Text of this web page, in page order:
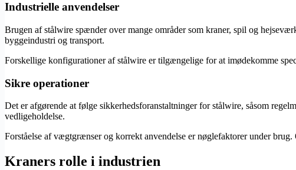
Industrielle anvendelser
Brugen af stålwire spænder over mange områder som kraner, spil og
byggeindustri og transport.
Forskellige konfigurationer af stålwire er tilgængelige for at imødekomme
Sikre operationer
Det er afgørende at følge sikkerhedsforanstaltninger for stålwire, såsom
vedligeholdelse.
Forståelse af vægtgrænser og korrekt anvendelse er nøglefaktorer under
Kraners rolle i industrien